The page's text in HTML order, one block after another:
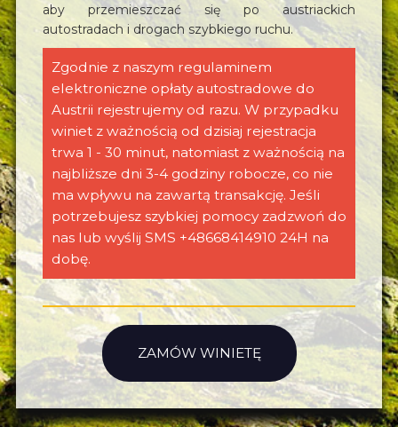
aby przemieszczać się po austriackich
autostradach i drogach szybkiego ruchu.
Zgodnie z naszym regulaminem
elektroniczne opłaty autostradowe do
Austrii rejestrujemy od razu. W przypadku
winiet z ważnością od dzisiaj rejestracja
trwa 1 - 30 minut, natomiast z ważnością na
najbliższe dni 3-4 godziny robocze, co nie
ma wpływu na zawartą transakcję. Jeśli
potrzebujesz szybkiej pomocy zadzwoń do
nas lub wyślij SMS +48668414910 24H na
dobę.
ZAMÓW WINIETĘ